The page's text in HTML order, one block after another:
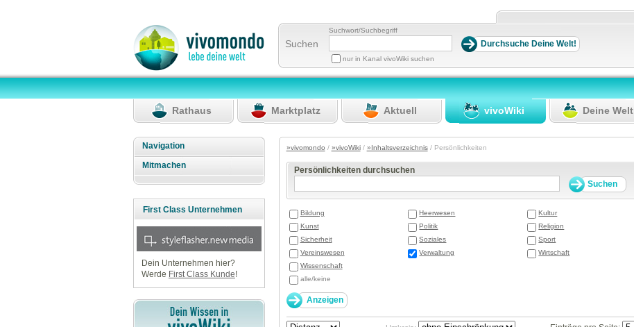
Suchen
Suchwort/Suchbegriff
nur in Kanal vivoWiki suchen
Rathaus Marktplatz Aktuell vivoWiki Deine Welt
Navigation
Mitmachen
First Class Unternehmen
Dein Unternehmen hier?
Werde First Class Kunde!
»vivomondo / »vivoWiki/ »Inhaltsverzeichnis/ Persönlichkeiten
Persönlichkeiten durchsuchen
Bildung Heerwesen
Kultur
Kunst
Politik
Religion
Sicherheit
Soziales
Sport
Vereinswesen
Verwaltung
Wirtschaft
Wissenschaft
alle/keine